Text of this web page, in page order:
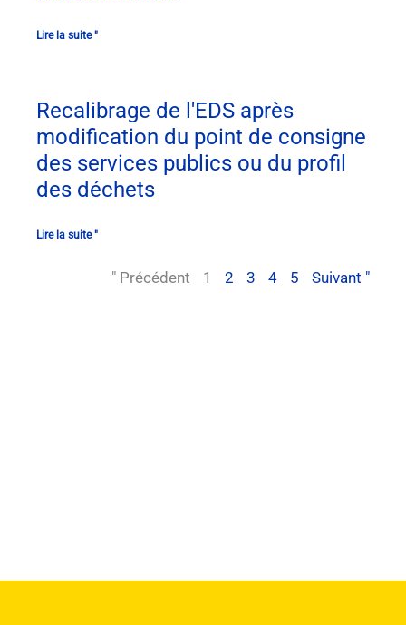
Lire la suite "
Recalibrage de l'EDS après
modification du point de consigne
des services publics ou du profil
des déchets
Lire la suite "
" Précédent 1 2 3 4 5 Suivant "